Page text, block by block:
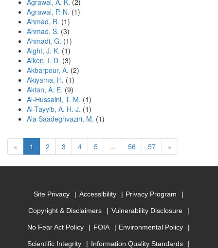
Agrawal, A. K. (2)
Agrawal, P. N. (1)
Ahmad, R. (1)
Ahmad, S. (3)
Ahmadi, G. (1)
Aight, J. K. (1)
Aiken, I. D. (3)
Akbarpour, A. (2)
Akiyama, H. (1)
Aktan, A. E. (9)
Al-Hussaini, T. M. (1)
Al-Tayyib, A. H. J. (1)
Ala Saadeghvaziri, M. (1)
« 1 (current)
2 3 4 5 ... 56 57 »
Site Privacy Accessibility Privacy Program
Copyright & Disclaimers Vulnerability Disclosure
No Fear Act Policy FOIA Environmental Policy
Scientific Integrity Information Quality Standards